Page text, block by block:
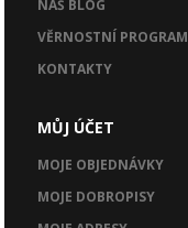
NÁŠ BLOG
VĚRNOSTNÍ PROGRAM
KONTAKTY
MŮJ ÚČET
MOJE OBJEDNÁVKY
MOJE DOBROPISY